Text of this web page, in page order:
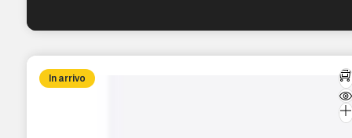
In arrivo